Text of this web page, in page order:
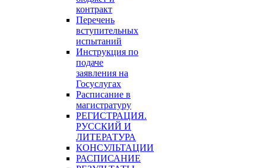
контракт
Перечень
вступительных
испытаний
Инструкция по
подаче
заявления на
Госуслугах
Расписание в
магистратуру
РЕГИСТРАЦИЯ.
РУССКИЙ И
ЛИТЕРАТУРА
КОНСУЛЬТАЦИИ
РАСПИСАНИЕ